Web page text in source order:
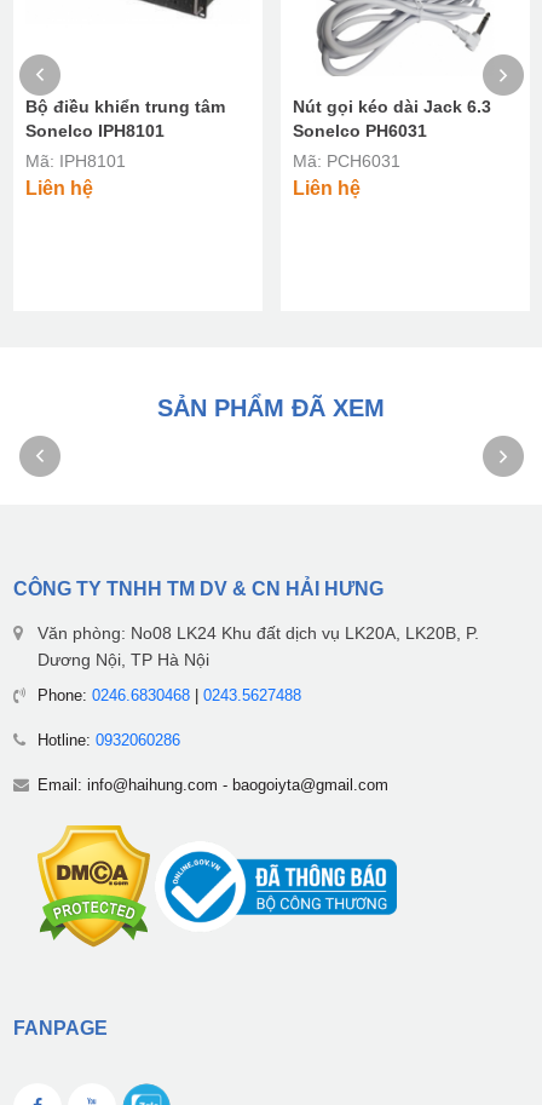
Bộ điều khiển trung tâm
Sonelco IPH8101
Mã: IPH8101
Liên hệ
Nút gọi kéo dài Jack 6.3
Sonelco PH6031
Mã: PCH6031
Liên hệ
SẢN PHẨM ĐÃ XEM
CÔNG TY TNHH TM DV & CN HẢI HƯNG
Văn phòng: No08 LK24 Khu đất dịch vụ LK20A, LK20B, P.
Dương Nội, TP Hà Nội
Phone: 0246.6830468| 0243.5627488
Hotline: 0932060286
Email: info@haihung.com - baogoiyta@gmail.com
FANPAGE